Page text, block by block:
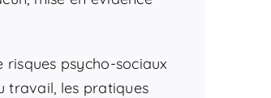
psycho-sociaux
travail, les pratiques